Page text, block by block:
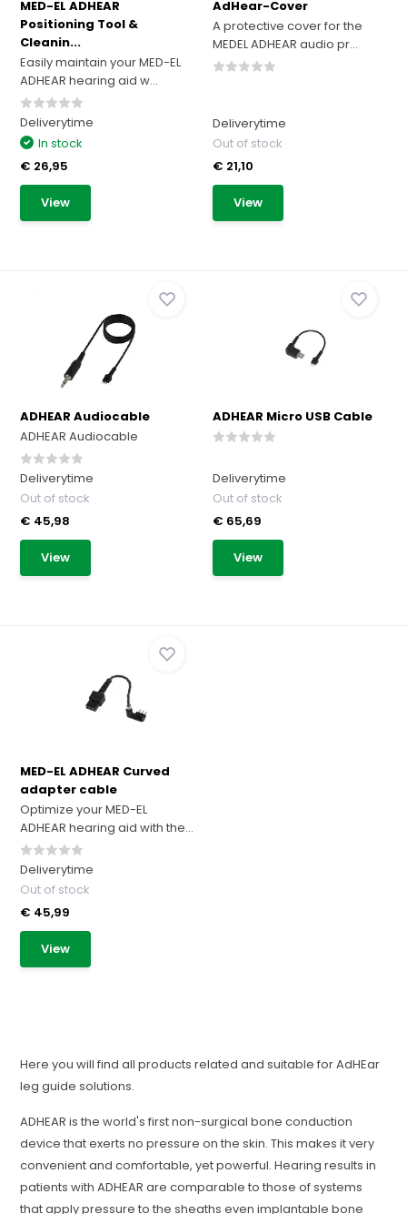
MED-EL ADHEAR
Positioning Tool &
Cleanin...
Easily maintain your MED-EL
ADHEAR hearing aid w...
Deliverytime
In stock
€ 26,95
View
AdHear-Cover
A protective cover for the
MEDEL ADHEAR audio pr...
Deliverytime
Out of stock
€ 21,10
View
ADHEAR Audiocable
ADHEAR Audiocable
Deliverytime
Out of stock
€ 45,98
View
ADHEAR Micro USB Cable
Deliverytime
Out of stock
€ 65,69
View
MED-EL ADHEAR Curved
adapter cable
Optimize your MED-EL
ADHEAR hearing aid with the...
Deliverytime
Out of stock
€ 45,99
View
Here you will find all products related and suitable for AdHEar
leg guide solutions.
ADHEAR is the world's first non-surgical bone conduction
device that exerts no pressure on the skin. This makes it very
convenient and comfortable, yet powerful. Hearing results in
patients with ADHEAR are comparable to those of systems
that apply pressure to the sheaths even implantable bone